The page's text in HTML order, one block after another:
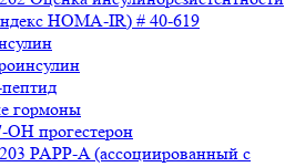
HOMA-IR) # 40-619
гормоны
ОН прогестерон
PAPP-A (ассоциированный с